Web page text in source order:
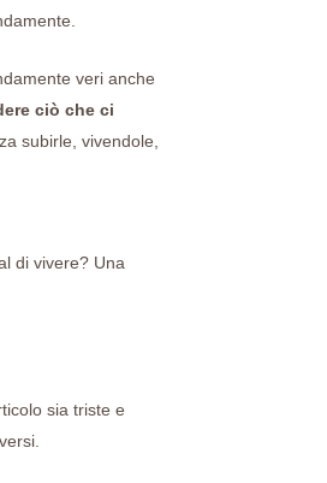
veri anche
ciò che ci
subirle, vivendole,
di vivere? Una
sia triste e